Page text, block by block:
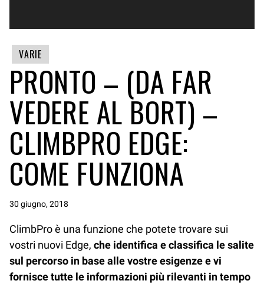
VARIE
PRONTO – (DA FAR
VEDERE AL BORT) –
CLIMBPRO EDGE:
COME FUNZIONA
30 giugno, 2018
ClimbPro è una funzione che potete trovare sui
vostri nuovi Edge, che identifica e classifica le salite
sul percorso in base alle vostre esigenze e vi
fornisce tutte le informazioni più rilevanti in tempo